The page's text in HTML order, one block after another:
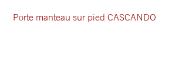
Porte manteau sur pied CASCANDO